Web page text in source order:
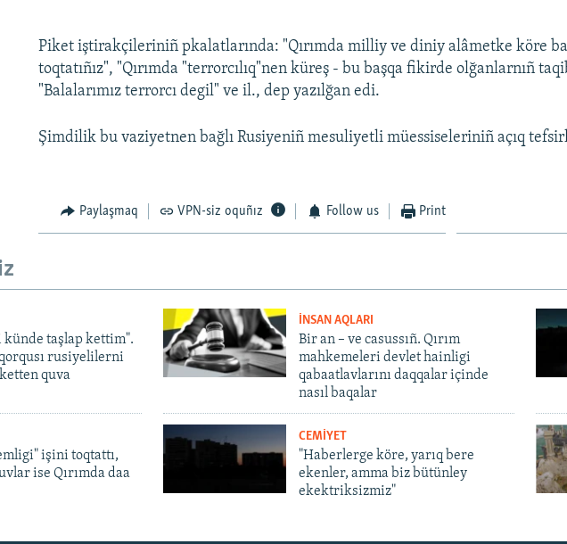
Piket iştirakçileriniñ pkalatlarında: "Qırımda milliy ve diniy alâmetke köre
toqtatıñız", "Qırımda "terrorcılıq"nen küreş - bu başqa fikirde olğanlarnıñ
"Balalarımız terrorcı degil" ve il., dep yazılğan edi.
Şimdilik bu vaziyetnen bağlı Rusiyeniñ mesuliyetli müessiseleriniñ açıq
Paylaşmaq VPN-siz oquñız Follow us Print
künde taşlap kettim".
rusiyelilerni
quva
İNSAN AQLARI
Bir an – ve casussıñ. Qırım
mahkemeleri devlet hainligi
qabaatlavlarını daqqalar içinde
nasıl baqalar
işini toqtattı,
ise Qırımda daa
CEMİYET
"Haberlerge köre, yarıq bere
ekenler, amma biz bütünley
ekektriksizmiz"